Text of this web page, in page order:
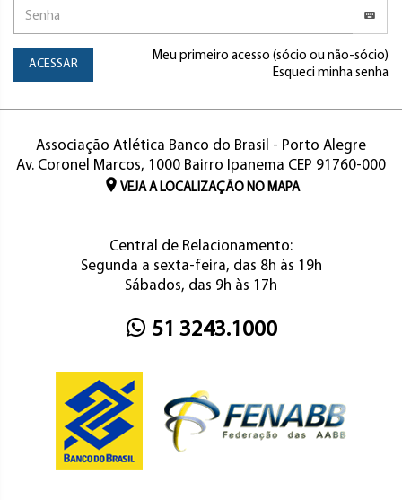
ACESSAR
Meu primeiro acesso (sócio ou não-sócio)
Esqueci minha senha
Associação Atlética Banco do Brasil - Porto Alegre
Av. Coronel Marcos, 1000 Bairro Ipanema CEP 91760-000
VEJA A LOCALIZAÇÃO NO MAPA
Central de Relacionamento:
Segunda a sexta-feira, das 8h às 19h
Sábados, das 9h às 17h
51 3243.1000